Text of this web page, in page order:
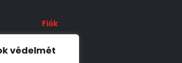
védelmét
Fiók
ÁSZF